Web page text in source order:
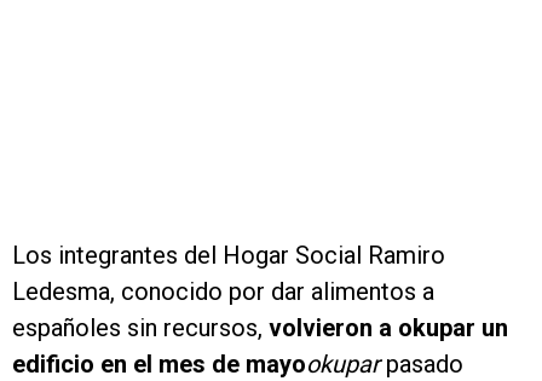
Los integrantes del Hogar Social Ramiro
Ledesma, conocido por dar alimentos a
españoles sin recursos, volvieron a okupar un
edificio en el mes de mayookuparpasado